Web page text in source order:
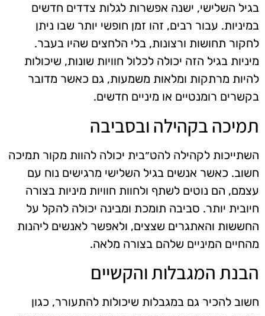
בגיל השלישי, ישנה אפשרות לגלות צדדים חדשים
במיניות. עבור רבים, זהו זמן חופשי יותר שבו ניתן
לחקור תחושות ורצונות, בלי הלחצים שהיו בעבר.
מיניות בגיל הזה יכולה לכלול חוויות שונות, שיכולות
להיות מרתקות ומלאות משמעות, גם כאשר מדובר
בקשרים רומנטיים או מיניים חדשים.
תמיכה בקהילה ובסביבה
השתייכות לקהילה להט״בית יכולה להוות מקור תמיכה
חשוב. כאשר אנשים בגיל השלישי מרגישים נוח עם
עצמם, הם נוטים לשתף ולחוות חוויות מיניות בצורה
חיובית יותר. סביבה תומכת ומבינה יכולה להקל על
החששות והאתגרים שצצים, ולאפשר לאנשים ליהנות
מהחיים המיניים שלהם בצורה מלאה.
הבנת המגבלות והקשיים
חשוב להכיר גם במגבלות שיכולות להתעורר, כגון